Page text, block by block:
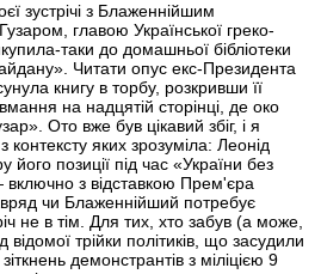
зустрічі з Блаженнійшим
главою Української греко-
таки до домашньої бібліотеки
Читати опус екс-Президента
книгу в торбу, розкривши її
на надцятій сторінці, де око
Ото вже був цікавий збіг, і я
контексту яких зрозуміла: Леонід
його позиції під час «України без
включно з відставкою Прем'єра
чи Блаженнійший потребує
не в тім. Для тих, хто забув (а може,
відомої трійки політиків, що засудили
демонстрантів з міліцією 9